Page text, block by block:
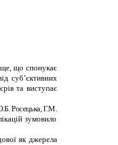
що спонукає
суб’єктивних
єрів та виступає
Росецька, Г.М.
зумовило
як джерела